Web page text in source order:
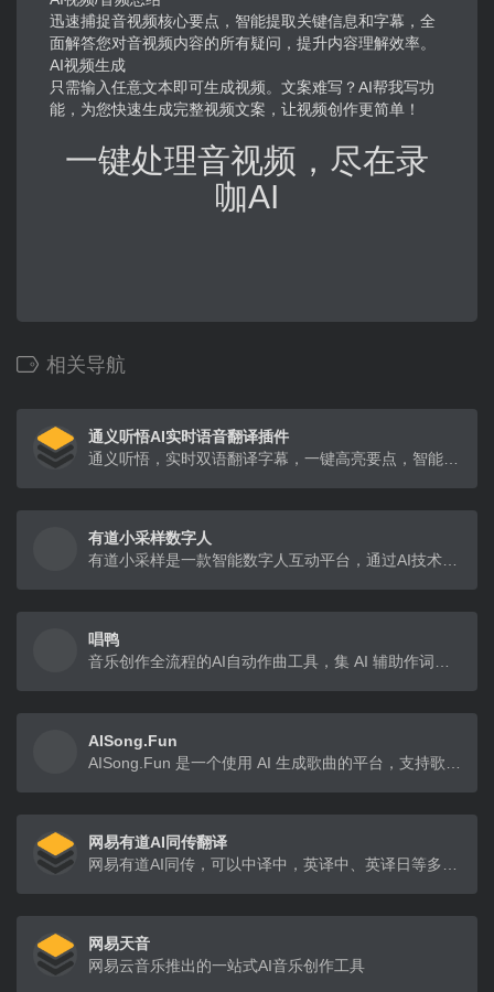
迅速捕捉音视频核心要点，智能提取关键信息和字幕，全
面解答您对音视频内容的所有疑问，提升内容理解效率。
AI视频生成
只需输入任意文本即可生成视频。文案难写？AI帮我写功
能，为您快速生成完整视频文案，让视频创作更简单！
一键处理音视频 ，尽在录
咖AI
相关导航
通义听悟AI实时语音翻译插件
通义听悟，实时双语翻译字幕，一键高亮要点，智能提炼总结。依托大模型，为每一个人提供全新的音视频体验。
有道小采样数字人
有道小采样是一款智能数字人互动平台，通过AI技术，实现自然语言交流和互动，适用于教育、客服等多个场景。
唱鸭
音乐创作全流程的AI自动作曲工具，集 AI 辅助作词、AI 自动作曲、编曲、混音于一体
AISong.Fun
AISong.Fun 是一个使用 AI 生成歌曲的平台，支持歌词和纯音乐创作，免费提供两次生成机会。
网易有道AI同传翻译
网易有道AI同传，可以中译中，英译中、英译日等多种语言，每日有免费时长
网易天音
网易云音乐推出的一站式AI音乐创作工具